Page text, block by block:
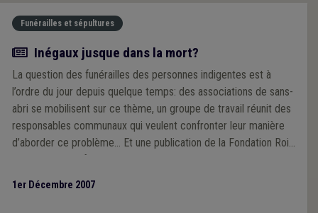
Funérailles et sépultures
Article
Inégaux jusque dans la mort?
La question des funérailles des personnes indigentes est à
l’ordre du jour depuis quelque temps: des associations de sans-
abri se mobilisent sur ce thème, un groupe de travail réunit des
responsables communaux qui veulent confronter leur manière
d’aborder ce problème… Et une publication de la Fondation Roi
Baudouin vise à faire le point sur les bonnes pratiques en la
1er Décembre 2007